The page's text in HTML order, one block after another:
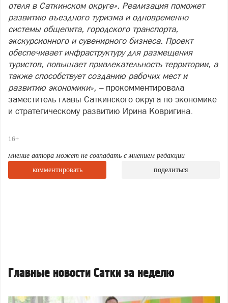
отеля в Саткинском округе». Реализация поможет
развитию въездного туризма и одновременно
системы общепита, городского транспорта,
экскурсионного и сувенирного бизнеса. Проект
обеспечивает инфраструктуру для размещения
туристов, повышает привлекательность территории, а
также способствует созданию рабочих мест и
развитию экономики», –прокомментировала
заместитель главы Саткинского округа по экономике
и стратегическому развитию Ирина Ковригина.
16+
мнение автора может не совпадать с мнением редакции
комментировать
поделиться
Главные новости Сатки за неделю